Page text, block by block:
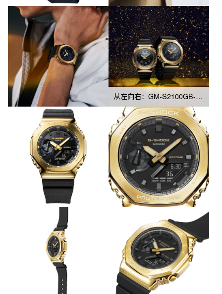
从左向右：GM-S2100GB-1A、GM-2100G-1A9